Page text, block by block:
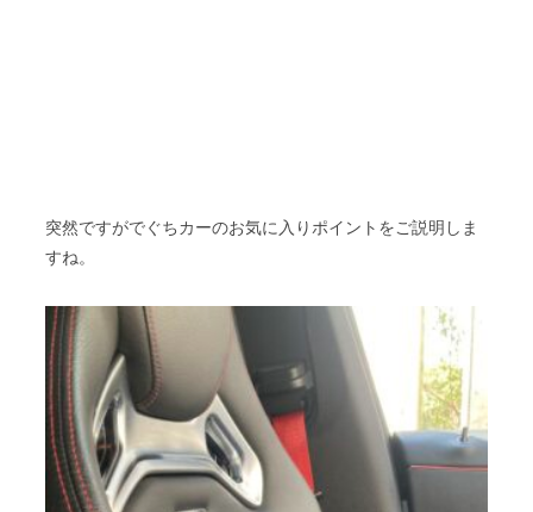
突然ですがでぐちカーのお気に入りポイントをご説明しま
すね。